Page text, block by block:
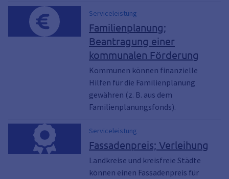
Serviceleistung
Familienplanung;
Beantragung einer
kommunalen Förderung
Kommunen können finanzielle
Hilfen für die Familienplanung
gewähren (z. B. aus dem
Familienplanungsfonds).
Serviceleistung
Fassadenpreis; Verleihung
Landkreise und kreisfreie Städte
können einen Fassadenpreis für